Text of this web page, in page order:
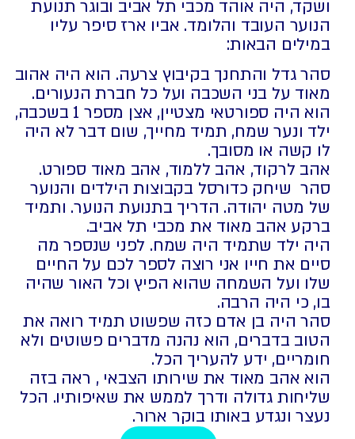
ושקד, היה אוהד מכבי תל אביב ובוגר תנועת
הנוער העובד והלומד. אביו ארז סיפר עליו
במילים הבאות:
סהר גדל והתחנך בקיבוץ צרעה. הוא היה אהוב
מאוד על בני השכבה ועל כל חברת הנעורים.
הוא היה ספורטאי מצטיין, אצן מספר 1 בשכבה,
ילד ונער שמח, תמיד מחייך, שום דבר לא היה
לו קשה או מסובך.
אהב לרקוד, אהב ללמוד, אהב מאוד ספורט.
סהר שיחק כדורסל בקבוצות הילדים והנוער
של מטה יהודה. הדריך בתנועת הנוער. ותמיד
ברקע אהב מאוד את מכבי תל אביב.
היה ילד שתמיד היה שמח. לפני שנספר מה
סיים את חייו אני רוצה לספר לכם על החיים
שלו ועל השמחה שהוא הפיץ וכל האור שהיה
בו, כי היה הרבה.
סהר היה בן אדם כזה שפשוט תמיד רואה את
הטוב בדברים, הוא נהנה מדברים פשוטים ולא
חומריים, ידע להעריך הכל.
הוא אהב מאוד את שירותו הצבאי , ראה בזה
שליחות גדולה ודרך לממש את שאיפותיו. הכל
נעצר ונגדע באותו בוקר ארור.